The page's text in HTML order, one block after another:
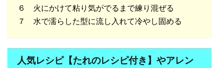
６ 火にかけて粘り気がでるまで練り混ぜる
７ 水で濡らした型に流し入れて冷やし固める
人気レシピ【たれのレシピ付き】やアレン